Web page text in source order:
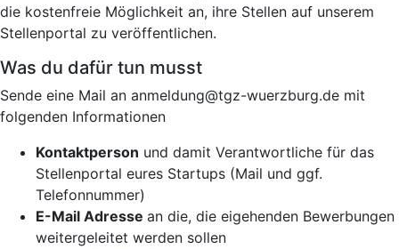
die kostenfreie Möglichkeit an, ihre Stellen auf unserem
Stellenportal zu veröffentlichen.
Was du dafür tun musst
Sende eine Mail an anmeldung@tgz-wuerzburg.de mit
folgenden Informationen
Kontaktperson und damit Verantwortliche für das
Stellenportal eures Startups (Mail und ggf.
Telefonnummer)
E-Mail Adresse an die, die eigehenden Bewerbungen
weitergeleitet werden sollen